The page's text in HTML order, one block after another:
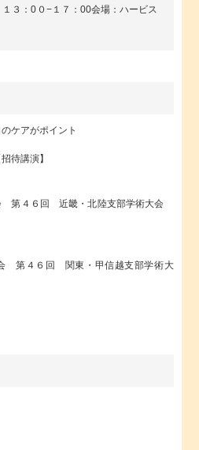
３：0０−１７：00会場：ハービス
ケアがポイント
待講演】
第４６回 近畿・北陸支部学術大会
第４６回 関東・甲信越支部学術大